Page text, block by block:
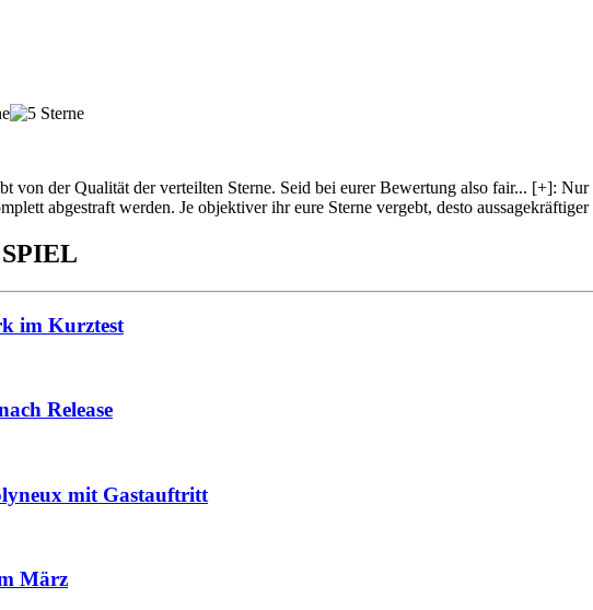
von der Qualität der verteilten Sterne. Seid bei eurer Bewertung also fair... [+]: Nur
abgestraft werden. Je objektiver ihr eure Sterne vergebt, desto
im Kurztest
Release
mit Gastauftritt
März